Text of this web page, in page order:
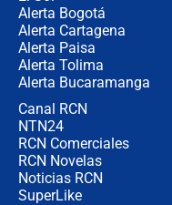
Alerta Bogotá
Alerta Cartagena
Alerta Paisa
Alerta Tolima
Alerta Bucaramanga
Canal RCN
NTN24
RCN Comerciales
RCN Novelas
Noticias RCN
SuperLike